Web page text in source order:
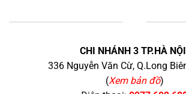
CHI NHÁNH 3 TP.HÀ
336 Nguyễn Văn Cừ, Q.Long
(Xem bản đồ)